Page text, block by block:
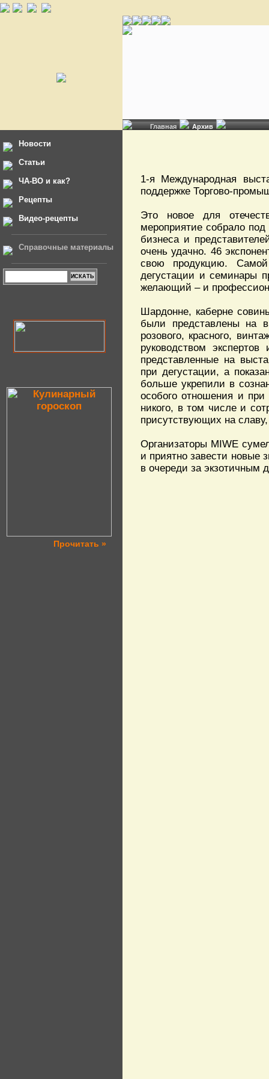
Главная Архив
Новости
Статьи
ЧА-ВО и как?
Рецепты
Видео-рецепты
Справочные материалы
Прочитать »
1-я Международная
поддержке Торгово-
Это новое для
мероприятие собрало под
бизнеса и
очень удачно. 46
свою продукцию.
дегустации и семинары
желающий – и
Шардонне, каберне
были представлены на
розового, красного,
руководством
представленные на
при дегустации, а
больше укрепили в
особого отношения и
никого, в том числе и
присутствующих на
Организаторы MIWE
и приятно завести новые
в очереди за экзотичным